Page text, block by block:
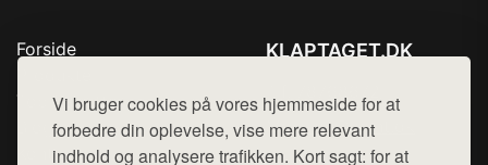
Vi bruger cookies på vores hjemmeside for at
forbedre din oplevelse, vise mere relevant
indhold og analysere trafikken. Kort sagt: for at
Forside
Top Rabatter
Blog
Kontakt
KLAPTAGET.DK
Mail: hej@want.dk